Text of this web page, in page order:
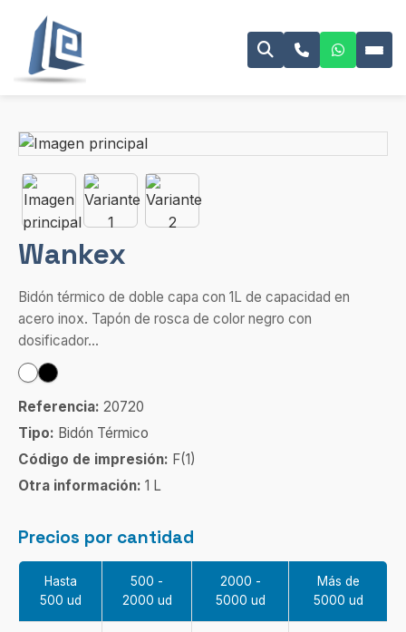
Wankex
Bidón térmico de doble capa con 1L de capacidad en
acero inox. Tapón de rosca de color negro con
dosificador...
Referencia: 20720
Tipo: Bidón Térmico
Código de impresión: F(1)
Otra información: 1 L
Precios por cantidad
Hasta
500 ud
500 -
2000 ud
2000 -
5000 ud
Más de
5000 ud